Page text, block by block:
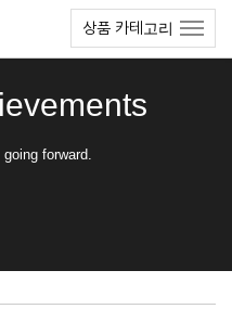
상품 카테고리
forward.